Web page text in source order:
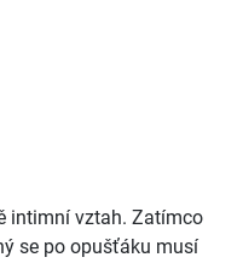
intimní vztah. Zatímco
se po opušťáku musí